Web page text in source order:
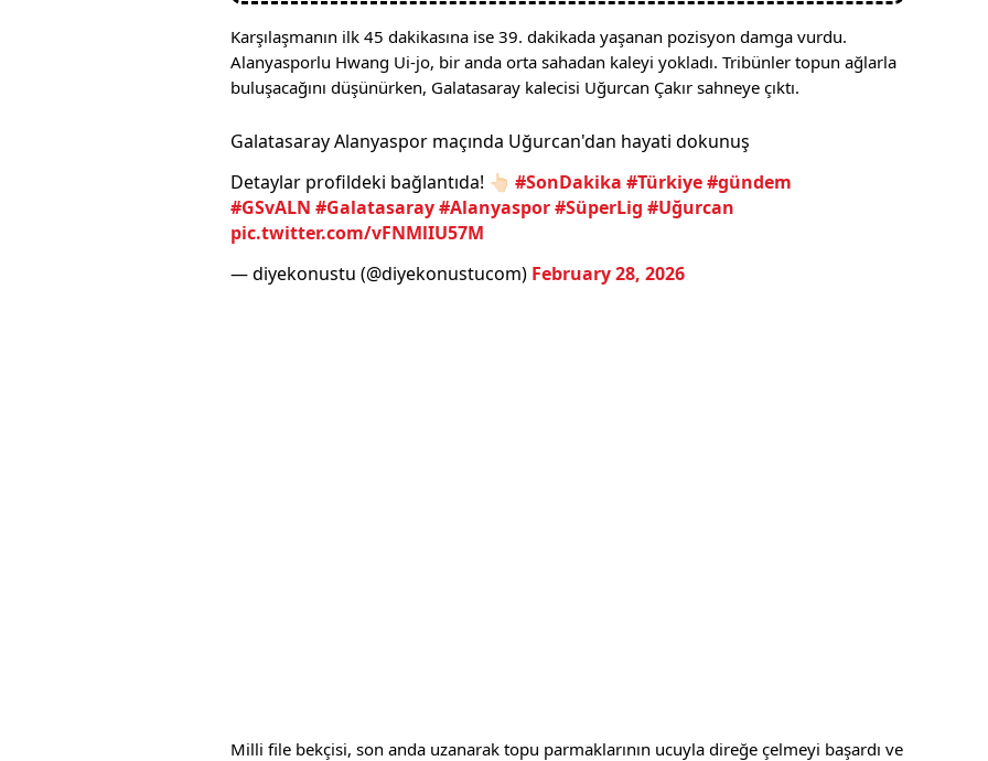
Karşılaşmanın ilk 45 dakikasına ise 39. dakikada yaşanan pozisyon damga vurdu.
Alanyasporlu Hwang Ui-jo, bir anda orta sahadan kaleyi yokladı. Tribünler topun ağlarla
buluşacağını düşünürken, Galatasaray kalecisi Uğurcan Çakır sahneye çıktı.
Galatasaray Alanyaspor maçında Uğurcan'dan hayati dokunuş
Detaylar profildeki bağlantıda! 👆🏻 #SonDakika #Türkiye#gündem
#GSvALN #Galatasaray#Alanyaspor#SüperLig #Uğurcan
pic.twitter.com/vFNMlIU57M
— diyekonustu (@diyekonustucom) February 28, 2026
Milli file bekçisi, son anda uzanarak topu parmaklarının ucuyla direğe çelmeyi başardı ve